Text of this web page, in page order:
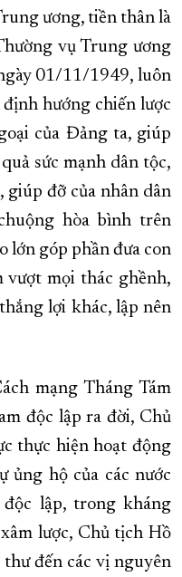
ương, tiền thân là
vụ Trung ương
01/11/1949, luôn
hướng chiến lược
của Đảng ta, giúp
sức mạnh dân tộc,
giúp đỡ của nhân dân
hòa bình trên
lớn góp phần đưa con
vượt mọi thác ghềnh,
lợi khác, lập nên
mạng Tháng Tám
độc lập ra đời, Chủ
thực hiện hoạt động
ủng hộ của các nước
lập, trong kháng
lược, Chủ tịch Hồ
đến các vị nguyên